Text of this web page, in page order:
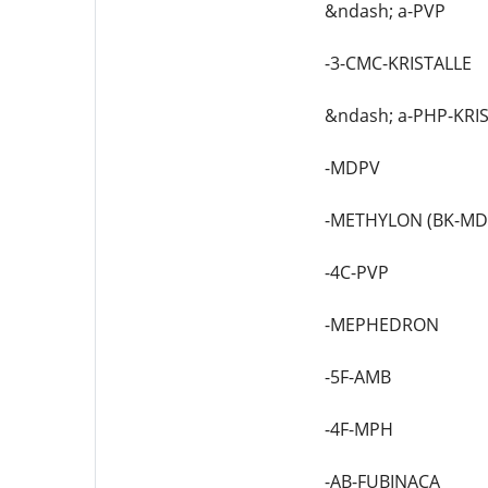
&ndash; a-PVP
-3-CMC-KRISTALLE
&ndash; a-PHP-
-MDPV
-METHYLON (BK-
-4C-PVP
-MEPHEDRON
-5F-AMB
-4F-MPH
-AB-FUBINACA